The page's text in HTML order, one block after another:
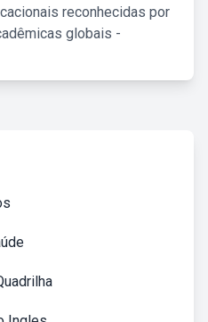
reconhecidas por
globais -